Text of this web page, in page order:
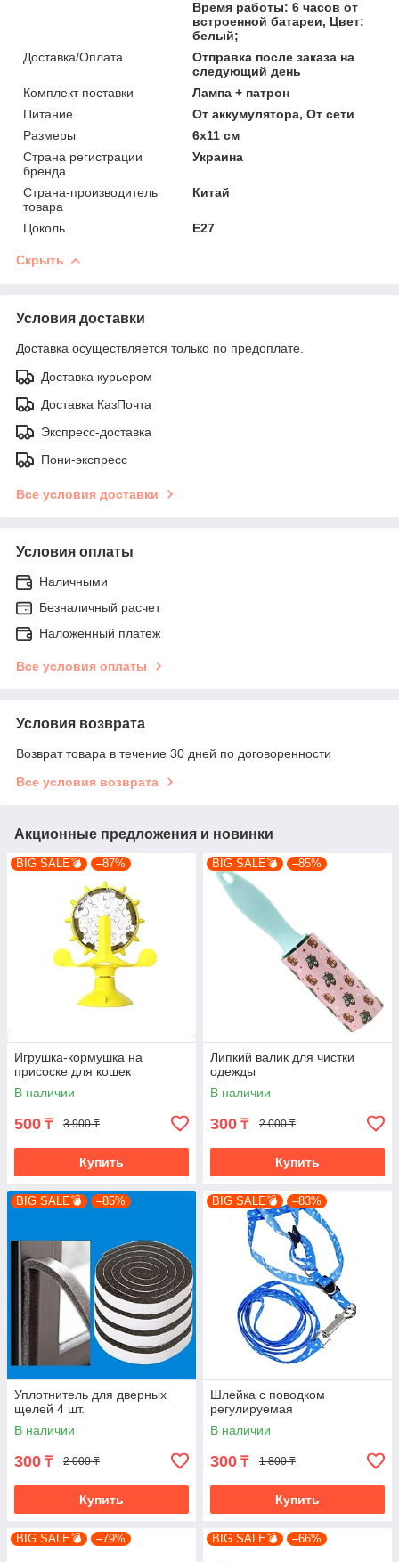
Время работы: 6 часов от
встроенной батареи, Цвет:
белый;
Доставка/Оплата
Отправка после заказа на
следующий день
Комплект поставки
Лампа + патрон
Питание
От аккумулятора, От сети
Размеры
6x11 см
Страна регистрации
бренда
Украина
Страна-производитель
товара
Китай
Цоколь Е27
Скрыть
Условия доставки
Доставка осуществляется только по предоплате.
Доставка курьером
Доставка КазПочта
Экспресс-доставка
Пони-экспресс
Все условия доставки
Условия оплаты
Наличными
Безналичный расчет
Наложенный платеж
Все условия оплаты
Условия возврата
Возврат товара в течение 30 дней по договоренности
Все условия возврата
Акционные предложения и новинки
BIG SALE💣 –87%
Игрушка-кормушка на
присоске для кошек
В наличии
500 ₸ 3 900 ₸
Купить
BIG SALE💣 –85%
Липкий валик для чистки
одежды
В наличии
300 ₸ 2 000 ₸
Купить
BIG SALE💣 –85%
Уплотнитель для дверных
щелей 4 шт.
В наличии
300 ₸ 2 000 ₸
Купить
BIG SALE💣 –83%
Шлейка с поводком
регулируемая
В наличии
300 ₸ 1 800 ₸
Купить
BIG SALE💣 –79% BIG SALE💣 –66%